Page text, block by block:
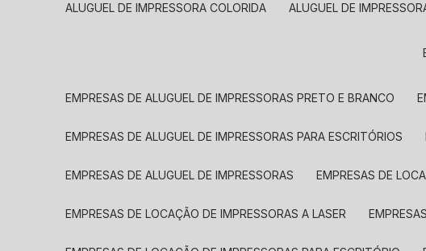
ALUGUEL DE IMPRESSORA COLORIDA ALUGUEL DE
EMPRESAS DE ALUGUEL DE IMPRESSORAS PRETO E BRANCO
EMPRESAS DE ALUGUEL DE IMPRESSORAS PARA ESCRITÓRIOS
EMPRESAS DE ALUGUEL DE IMPRESSORAS EMPRESAS DE
EMPRESAS DE LOCAÇÃO DE IMPRESSORAS A LASER